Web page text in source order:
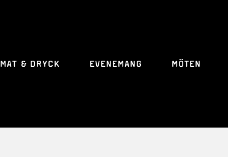
MAT & DRYCK EVENEMANG MÖTEN